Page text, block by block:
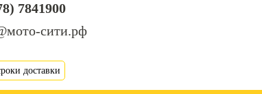
7841900
сити.рф
доставки